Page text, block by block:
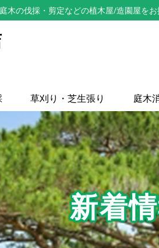
木の伐採・剪定などの植木屋/造園屋を
草刈り・芝生張り 庭木
新着